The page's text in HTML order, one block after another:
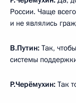
России. Чаще
и не являлись
В.Путин: Так,
системы
Р.Черёмухин: Так